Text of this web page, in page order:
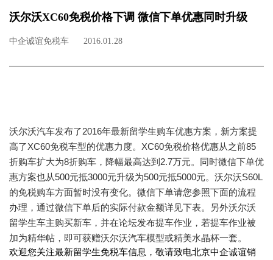
沃尔沃XC60免税价格下调 微信下单优惠同时升级
中企诚谊免税车 2016.01.28
沃尔沃汽车发布了2016年最新留学生购车优惠方案，新方案提
高了XC60免税车型的优惠力度。 XC60免税价格优惠从之前85
折购车扩大为8折购车，降幅最高达到 2.7万元。同时微信下单优
惠方案也从500元抵3000元升级为500元抵5000元。沃尔沃S60L
的免税购车方面暂时没有变化。微信下单请您参照下面的流程
办理，通过微信下单后的实际付款金额详见下表。另外沃尔沃
留学生车主购买新车，并在论坛发布提车作业，若提车作业被
加为精华帖，即可获赠沃尔沃汽车模型或精美水晶杯一套。
欢迎您关注最新留学生免税车信息，敬请致电北京中企诚谊销